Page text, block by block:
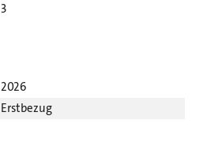
3
2026
Erstbezug